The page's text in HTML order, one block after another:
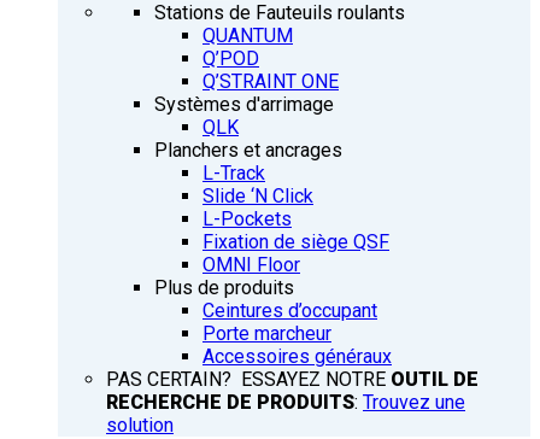
Stations de Fauteuils roulants
QUANTUM
Q’POD
Q’STRAINT ONE
Systèmes d'arrimage
QLK
Planchers et ancrages
L-Track
Slide ‘N Click
L-Pockets
Fixation de siège QSF
OMNI Floor
Plus de produits
Ceintures d’occupant
Porte marcheur
Accessoires généraux
PAS CERTAIN? ESSAYEZ NOTRE OUTIL DE
RECHERCHE DE PRODUITS: Trouvez une
solution